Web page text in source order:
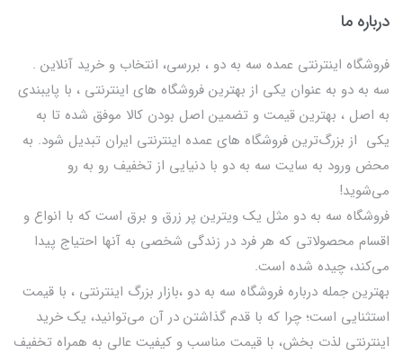
درباره ما
فروشگاه اینترنتی عمده سه به دو ، بررسی، انتخاب و خرید آنلاین .
سه به دو به عنوان یکی از بهترين فروشگاه های اینترنتی ، با پایبندی
به اصل ، بهترين قيمت و تضمین اصل‌ بودن کالا موفق شده تا به
يكي از بزرگ‌ترين فروشگاه هاي عمده اینترنتی ایران تبدیل شود. به
محض ورود به سایت سه به دو با دنیایی از تخفيف رو به رو
می‌شوید!
فروشگاه سه به دو مثل یک ویترین پر زرق و برق است که با انواع و
اقسام محصولاتی که هر فرد در زندگی شخصی به آنها احتیاج پیدا
می‌کند، چیده شده است.
بهترين جمله درباره فروشگاه سه به دو ،بازار بزرگ اینترنتی ، با قيمت
استثنايي است؛ چرا که با قدم گذاشتن در آن می‌توانید، یک خرید
اینترنتی لذت بخش، با قیمت مناسب و کیفیت عالی به همراه تخفیف